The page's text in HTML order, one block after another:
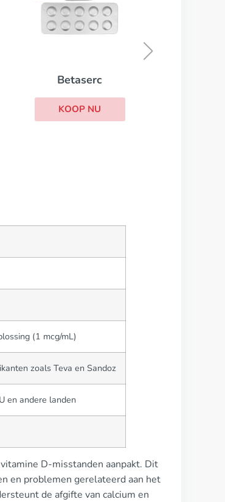
Oxytrol
(1 mcg/mL)
zoals Teva en Sandoz
en andere landen
D-misstanden aanpakt. Dit
en problemen gerelateerd aan het
de afgifte van calcium en